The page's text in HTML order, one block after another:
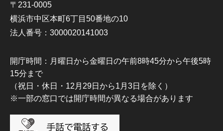
〒231-0005
横浜市中区本町6丁目50番地の10
法人番号：3000020141003
開庁時間：月曜日から金曜日の午前8時45分から午後5時
15分まで
（祝日・休日・12月29日から1月3日を除く）
※一部の窓口では開庁時間が異なる場合があります